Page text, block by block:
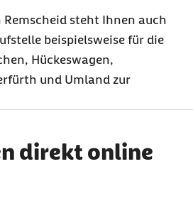
Remscheid steht Ihnen auch
beispielsweise für die
Hückeswagen,
und Umland zur
direkt online